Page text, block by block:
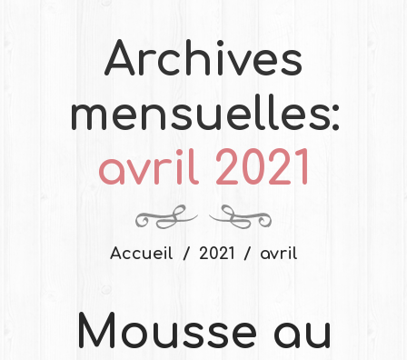
Archives
mensuelles:
avril 2021
Accueil 2021 avril
Mousse au